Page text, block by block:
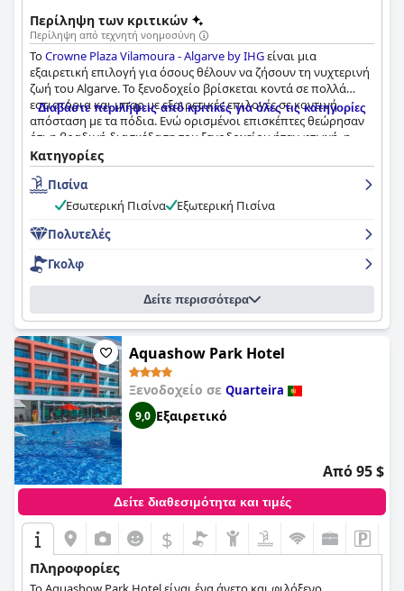
Περίληψη των κριτικών
Περίληψη από τεχνητή νοημοσύνη
ΤοCrowne Plaza Vilamoura - Algarve by IHGείναι μια
εξαιρετική επιλογή για όσους θέλουν να ζήσουν τη νυχτερινή
ζωή του Algarve. Το ξενοδοχείο βρίσκεται κοντά σε πολλά
εστιατόρια και μπαρ με εξαιρετικές επιλογές σε κοντινή
απόσταση με τα πόδια. Ενώ ορισμένοι επισκέπτες θεώρησαν
ότι η βραδινή διασκέδαση του ξενοδοχείου ήταν φτωχή, η
γύρω περιοχή το αναπληρώνει με το παραπάνω. Η μαρίνα και
η πολυσύχναστη σκηνή της νυχτερινής ζωής βρίσκονται σε
μικρή απόσταση με τα πόδια, με τα νυχτερινά κέντρα και τις
ντίσκο να προσελκύουν ένα μείγμα επισκεπτών στην περιοχή.
Υπάρχουν επίσης πολλά εξαιρετικά εστιατόρια σε κοντινή
απόσταση για όσους αναζητούν ένα πιο ήσυχο βράδυ.
ξενοδοχείο θα μπορούσε να είχε κάνει κάτι καλύτερο με την
προσφορά φαγητού, η τοποθεσία είναι δύσκολο να
υποτιμηθεί όταν πρόκειται για την εξεύρεση μιας υπέροχης
βραδινής εξόδου.
Διαβάστε περιλήψεις από κριτικές για όλες τις κατηγορίες
Κατηγορίες
Πισίνα
Εσωτερική Πισίνα
Εξωτερική Πισίνα
Πολυτελές
Γκολφ
Δείτε περισσότερα
Aquashow Park Hotel
Ξενοδοχείο σε Quarteira
9,0 Εξαιρετικό
Από 95 $
Δείτε διαθεσιμότητα και τιμές
$
Πληροφορίες